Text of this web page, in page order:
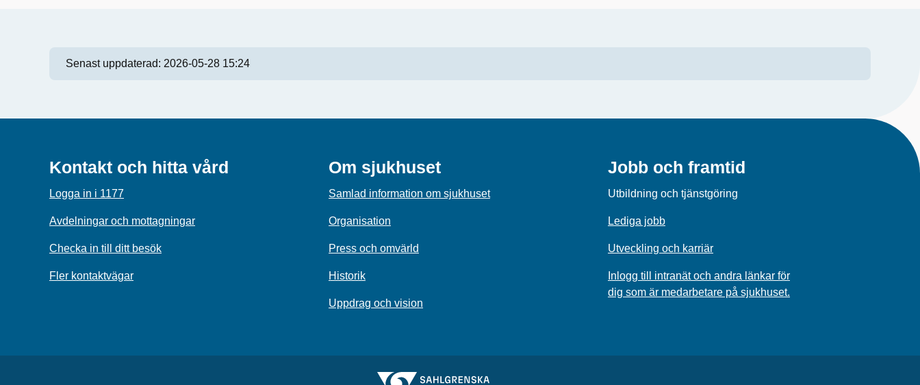
Senast uppdaterad: 2026-05-28 15:24
Kontakt och hitta vård
Logga in i 1177
Avdelningar och mottagningar
Checka in till ditt besök
Fler kontaktvägar
Om sjukhuset
Samlad information om sjukhuset
Organisation
Press och omvärld
Historik
Uppdrag och vision
Jobb och framtid
Utbildning och tjänstgöring
Lediga jobb
Utveckling och karriär
Inlogg till intranät och andra länkar för
dig som är medarbetare på sjukhuset.